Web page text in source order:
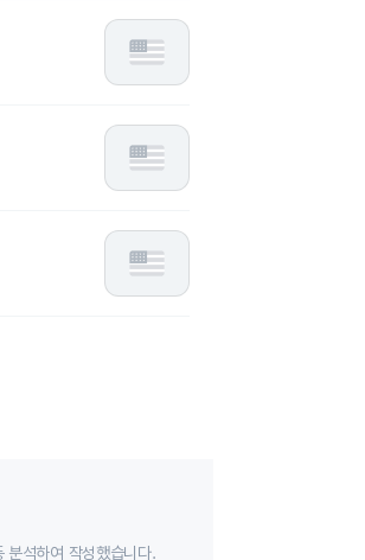
분석하여 작성했습니다.